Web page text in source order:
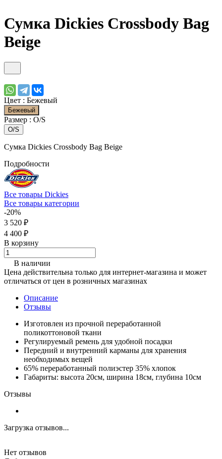
Сумка Dickies Crossbody Bag
Beige
Цвет : Бежевый
Бежевый
Размер : O/S
O/S
Сумка Dickies Crossbody Bag Beige
Подробности
Все товары Dickies
Все товары категории
-20%
3 520 ₽
4 400 ₽
В корзину
В наличии
Цена действительна только для интернет-магазина и может
отличаться от цен в розничных магазинах
Описание
Отзывы
Изготовлен из прочной переработанной
поликоттоновой ткани
Регулируемый ремень для удобной посадки
Передний и внутренний карманы для хранения
необходимых вещей
65% переработанный полиэстер 35% хлопок
Габариты: высота 20см, ширина 18см, глубина 10см
Отзывы
Загрузка отзывов...
Нет отзывов